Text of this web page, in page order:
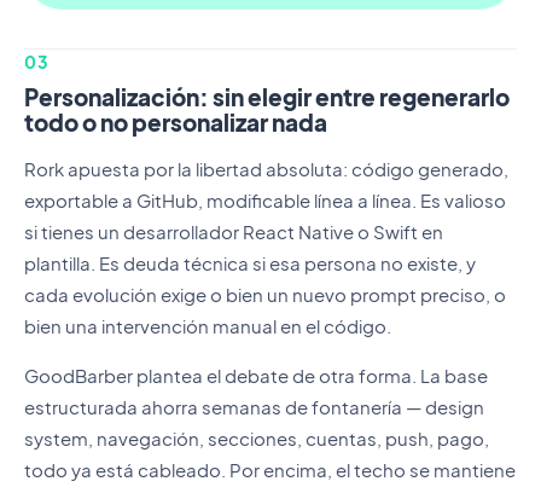
03
Personalización: sin elegir entre regenerarlo
todo o no personalizar nada
Rork apuesta por la libertad absoluta: código generado,
exportable a GitHub, modificable línea a línea. Es valioso
si tienes un desarrollador React Native o Swift en
plantilla. Es deuda técnica si esa persona no existe, y
cada evolución exige o bien un nuevo prompt preciso, o
bien una intervención manual en el código.
GoodBarber plantea el debate de otra forma. La base
estructurada ahorra semanas de fontanería — design
system, navegación, secciones, cuentas, push, pago,
todo ya está cableado. Por encima, el techo se mantiene